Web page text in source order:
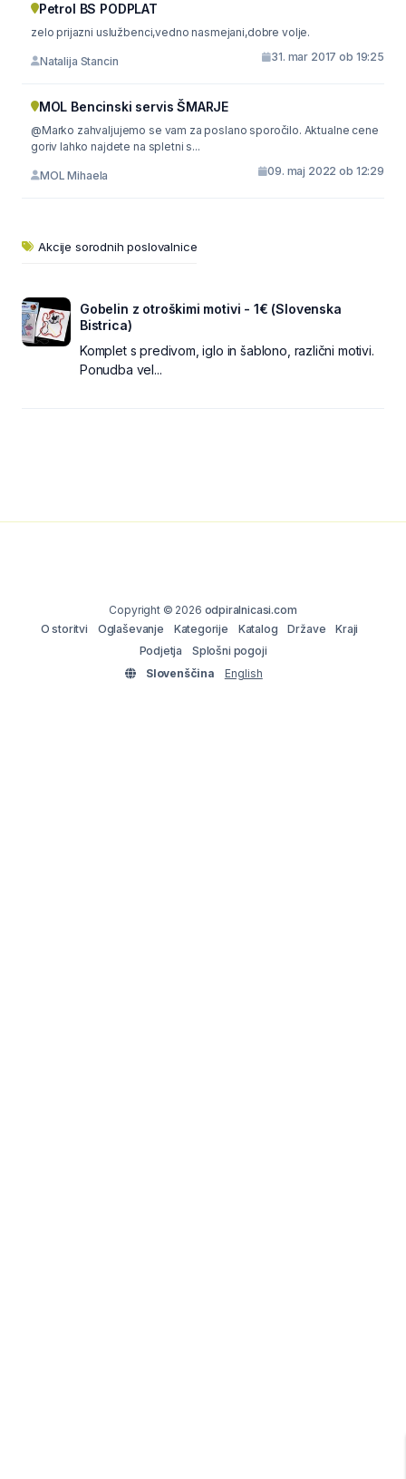
Petrol BS PODPLAT
zelo prijazni uslužbenci,vedno nasmejani,dobre volje.
Natalija Stancin 31. mar 2017 ob 19:25
MOL Bencinski servis ŠMARJE
@Marko zahvaljujemo se vam za poslano sporočilo. Aktualne cene
goriv lahko najdete na spletni s...
MOL Mihaela 09. maj 2022 ob 12:29
Akcije sorodnih poslovalnice
Gobelin z otroškimi motivi - 1€ (Slovenska
Bistrica)
Komplet s predivom, iglo in šablono, različni motivi.
Ponudba vel...
Copyright © 2026 odpiralnicasi.com
O storitvi
Oglaševanje Kategorije Katalog Države
Kraji
Podjetja
Splošni pogoji
Slovenščina
English